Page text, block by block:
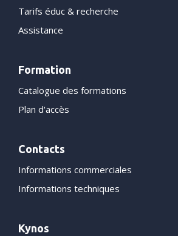
Tarifs éduc & recherche
Assistance
Formation
Catalogue des formations
Plan d'accès
Contacts
Informations commerciales
Informations techniques
Kynos